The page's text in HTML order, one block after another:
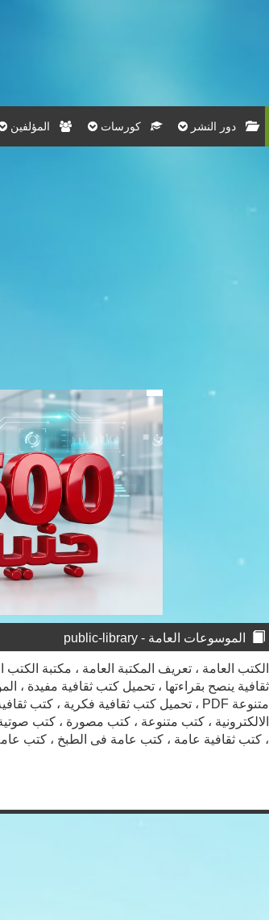
دور النشر كورسات المؤلفين
الموسوعات العامة - public-library
الالكترونية ، كتب متنوعة ، كتب مصورة ، كتب
، كتب ثقافية عامة ، كتب عامة فى الطبخ ، كتب